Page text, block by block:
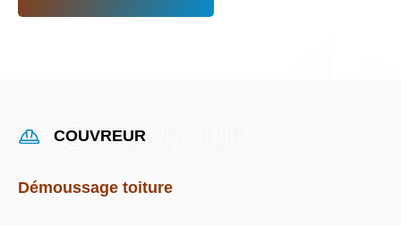
COUVREUR
Démoussage toiture